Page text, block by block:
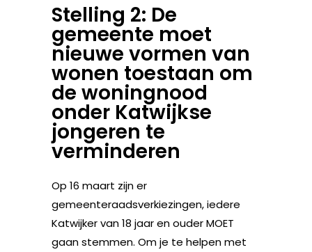
Stelling 2: De
gemeente moet
nieuwe vormen van
wonen toestaan om
de woningnood
onder Katwijkse
jongeren te
verminderen
Op 16 maart zijn er
gemeenteraadsverkiezingen, iedere
Katwijker van 18 jaar en ouder MOET
gaan stemmen. Om je te helpen met